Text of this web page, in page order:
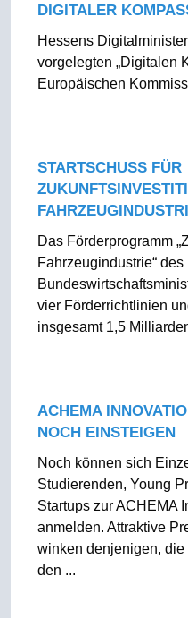
DIGITALER
Hessens
vorgelegten „Digitalen
Europäischen
STARTSCHUSS FÜR
Das Förderprogramm
Fahrzeugindustrie“ des
vier Förderrichtlinien
insgesamt 1,5
ACHEMA
NOCH EINSTEIGEN
Noch können sich
Studierenden, Young
Startups zur ACHEMA
anmelden. Attraktive
winken denjenigen,
den ...